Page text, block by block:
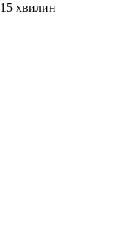
хвилин